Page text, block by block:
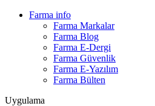
Farma info
Farma Markalar
Farma Blog
Farma E-Dergi
Farma Güvenlik
Farma E-Yazılım
Farma Bülten
Uygulama